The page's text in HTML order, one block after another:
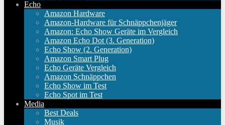
Echo
Amazon Hardware
Amazon-Hardware für Schnäppchenjäger
Amazon: Echo Show Geräte im Vergleich
Amazon Echo Dot (3. Generation)
Echo Show (2. Generation)
Amazon Smart Plug
Echo Geräte Vergleich
Amazon Schnäppchen
Echo Show im Test
Echo Spot im Test
Media
Best Deals
Musik